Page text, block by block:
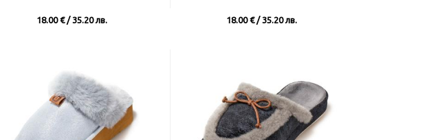
18.00 € / 35.20 лв. 18.00 € / 35.20 лв.